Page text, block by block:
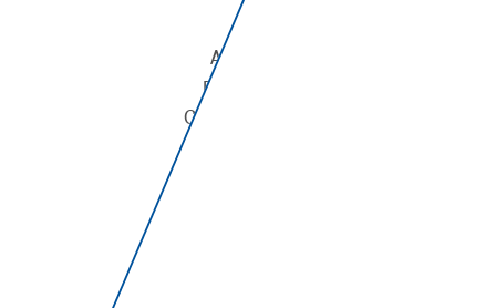
A propos
RTL House
Contactez-nous